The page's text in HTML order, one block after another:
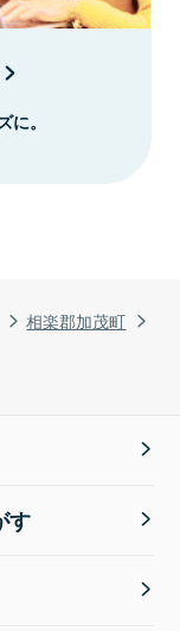
相楽郡加茂町
。
す